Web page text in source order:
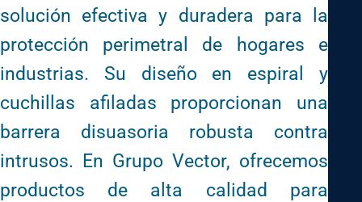
solución efectiva y duradera para la
protección perimetral de hogares e
industrias. Su diseño en espiral y
cuchillas afiladas proporcionan una
barrera disuasoria robusta contra
intrusos. En Grupo Vector, ofrecemos
productos de alta calidad para